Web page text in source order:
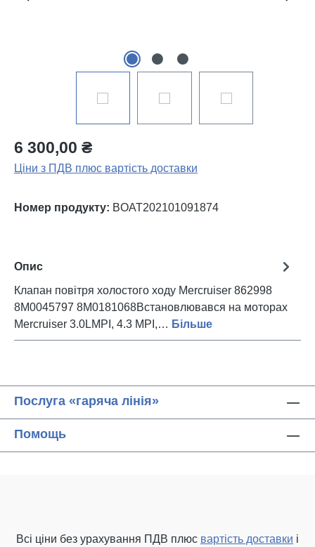
6 300,00 ₴
Ціни з ПДВ плюс вартість доставки
Номер продукту: BOAT202101091874
Опис
Клапан повітря холостого ходу Mercruiser 862998
8M0045797 8M0181068Встановлювався на моторах
Mercruiser 3.0LMPI, 4.3 MPI,… Більше
Послуга «гаряча лінія»
Помощь
Всі ціни без урахування ПДВ плюс вартість доставки і